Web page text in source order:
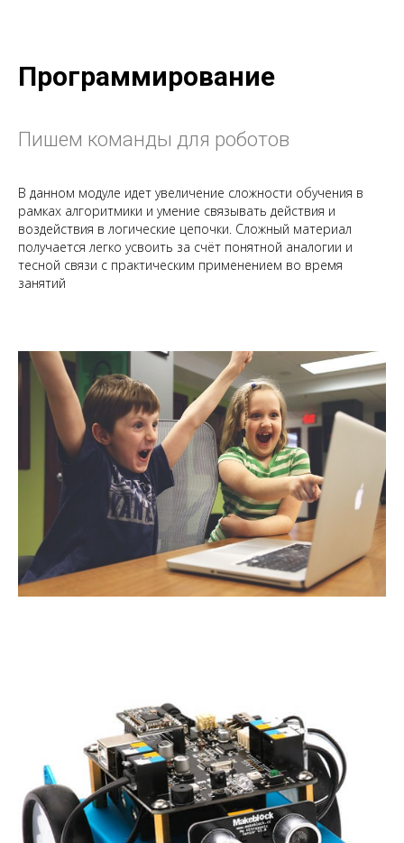
Программирование
Пишем команды для роботов
В данном модуле идет увеличение сложности обучения в
рамках алгоритмики и умение связывать действия и
воздействия в логические цепочки. Сложный материал
получается легко усвоить за счёт понятной аналогии и
тесной связи с практическим применением во время
занятий